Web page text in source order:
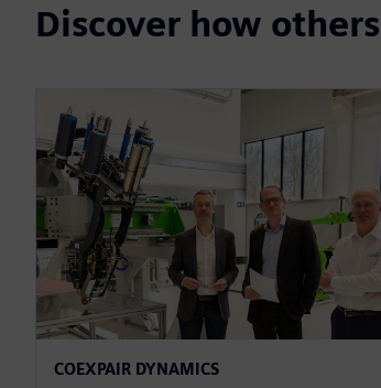
Discover how others
COEXPAIR DYNAMICS​